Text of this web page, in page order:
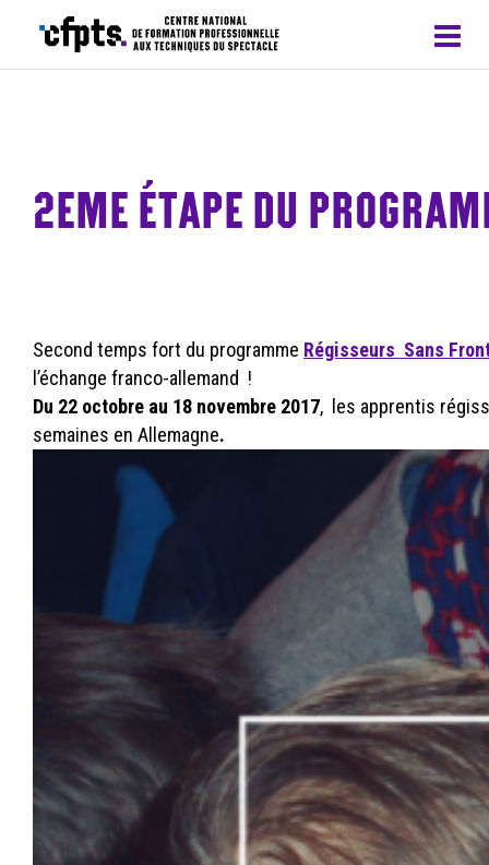
CFPTS – formations en apprentissage
2EME ÉTAPE DU
Second temps fort du programme Régisseurs Sans
l’échange franco-allemand !
Du 22 octobre au 18 novembre 2017, les apprentis
semaines en Allemagne.